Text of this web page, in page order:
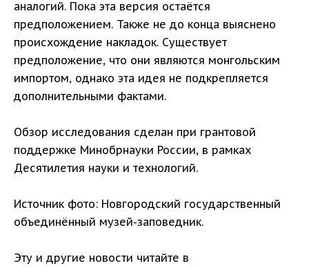
аналогий. Пока эта версия остаётся
предположением. Также не до конца выяснено
происхождение накладок. Существует
предположение, что они являются монгольским
импортом, однако эта идея не подкрепляется
дополнительными фактами.
Обзор исследования сделан при грантовой
поддержке Минобрнауки России, в рамках
Десятилетия науки и технологий.
Источник фото: Новгородский государственный
объединённый музей-заповедник.
Эту и другие новости читайте в